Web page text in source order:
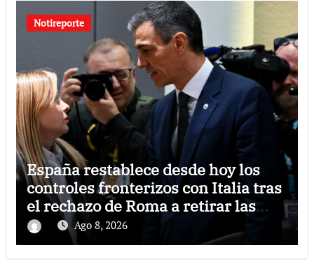
Notireporte
España restablece desde hoy los
controles fronterizos con Italia tras
el rechazo de Roma a retirar las
restricciones
Ago 8, 2026